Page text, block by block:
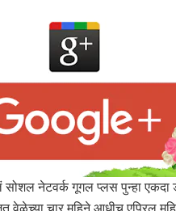
नेटवर्क गूगल प्लस पुन्हा एकदा